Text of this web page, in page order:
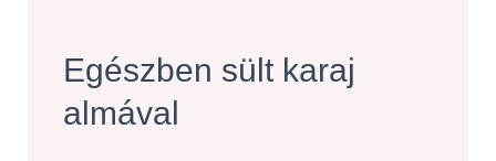
Egészben sült karaj
almával